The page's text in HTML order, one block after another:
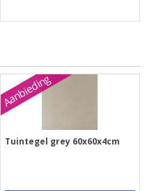
Aanbieding
Tuintegel grey 60x60x4cm